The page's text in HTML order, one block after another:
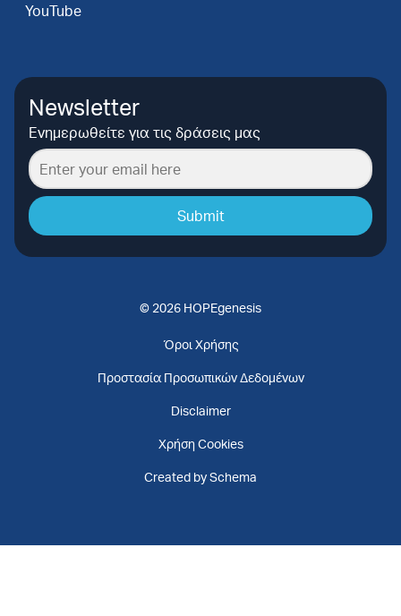
YouTube
Newsletter
Ενημερωθείτε για τις δράσεις μας
Submit
© 2026 HOPEgenesis
Όροι Χρήσης
Προστασία Προσωπικών Δεδομένων
Disclaimer
Χρήση Cookies
Created by Schema